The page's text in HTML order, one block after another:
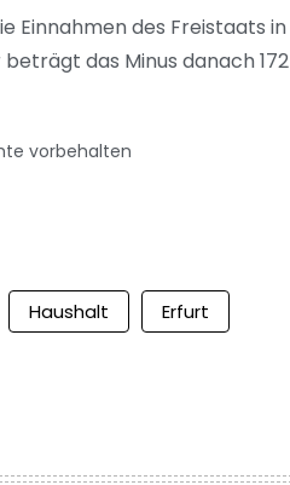
des Freistaats
das Minus danach
vorbehalten
Haushalt Erfurt